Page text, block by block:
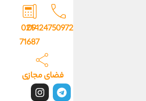
09124750972
021-
71687
فضای مجازی